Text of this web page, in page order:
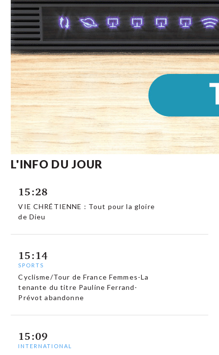
L'INFO DU JOUR
15:28
VIE CHRÉTIENNE : Tout pour la gloire
de Dieu
15:14
SPORTS
Cyclisme/Tour de France Femmes-La
tenante du titre Pauline Ferrand-
Prévot abandonne
15:09
INTERNATIONAL